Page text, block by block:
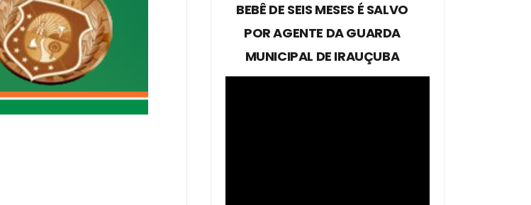
BEBÊ DE SEIS MESES É SALVO
POR AGENTE DA GUARDA
MUNICIPAL DE IRAUÇUBA